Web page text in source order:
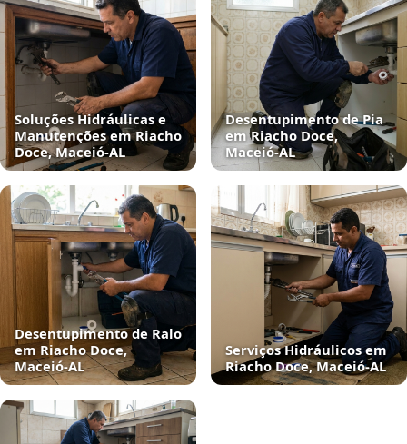
Soluções Hidráulicas e
Manutenções em Riacho
Doce, Maceió‑AL
Desentupimento de Pia
em Riacho Doce,
Maceió‑AL
Desentupimento de Ralo
em Riacho Doce,
Maceió‑AL
Serviços Hidráulicos em
Riacho Doce, Maceió‑AL